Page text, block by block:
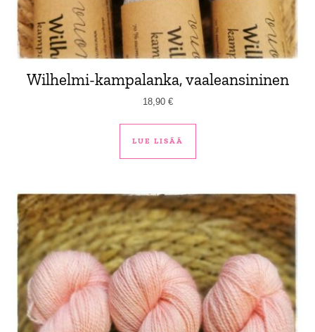
Wilhelmi-kampalanka, vaaleansininen
18,90 €
LUE LISÄÄ